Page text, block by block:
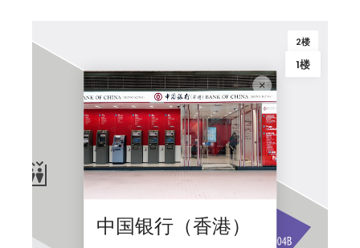
中国银行（香港）
2楼
1楼